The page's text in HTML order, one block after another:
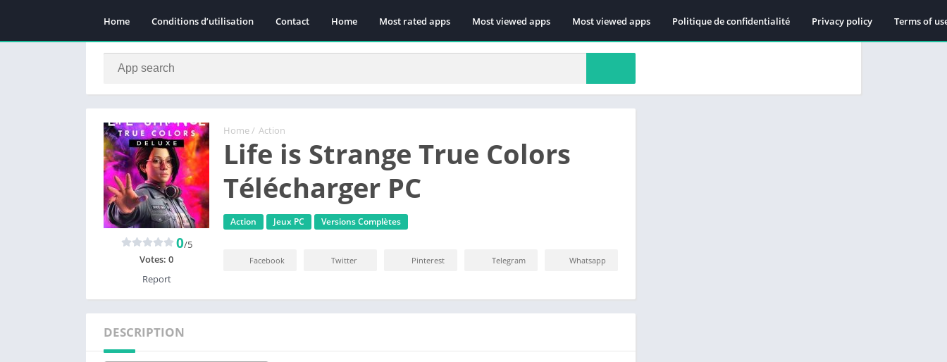
Home Conditions d’utilisation Contact Home Most rated apps Most viewed apps Most viewed apps Politique de confidentialité Privacy policy Terms of
Home / Action
Life is Strange True Colors
Télécharger PC
Action Jeux PC Versions Complètes
0/5
Votes: 0
Report
Facebook Twitter Pinterest Telegram Whatsapp
DESCRIPTION